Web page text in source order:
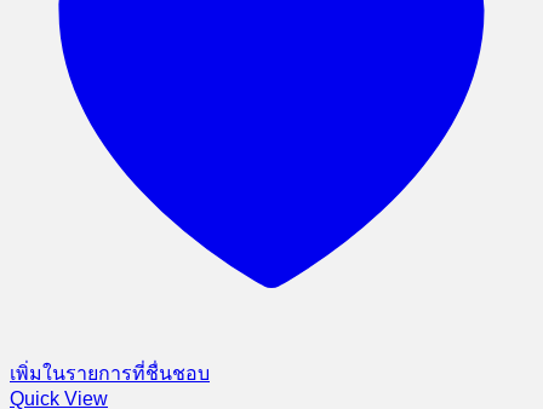
เพิ่มในรายการที่ชื่นชอบ
Quick View